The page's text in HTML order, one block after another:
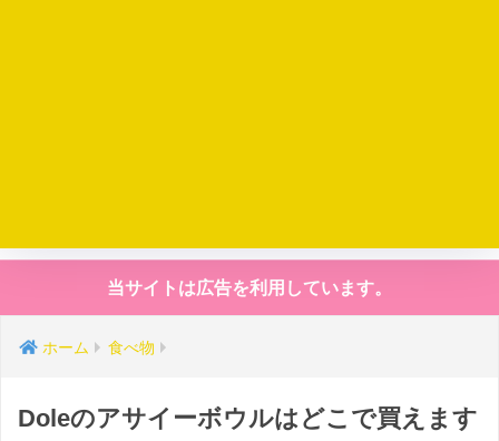
当サイトは広告を利用しています。
ホーム 食べ物
Doleのアサイーボウルはどこで買えます